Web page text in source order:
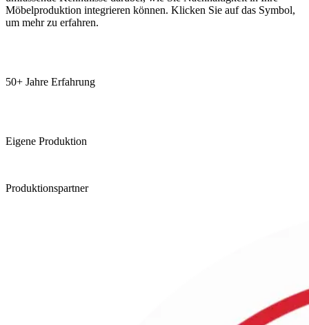
Möbelproduktion integrieren können. Klicken Sie auf das Symbol,
um mehr zu erfahren.
50+ Jahre Erfahrung
Eigene Produktion
Produktionspartner